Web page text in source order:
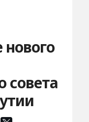
совета